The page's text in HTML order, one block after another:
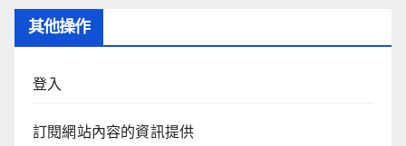
其他操作
登入
訂閱網站內容的資訊提供